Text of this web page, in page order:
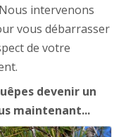
intervenons
vous débarrasser
de votre
devenir un
maintenant...